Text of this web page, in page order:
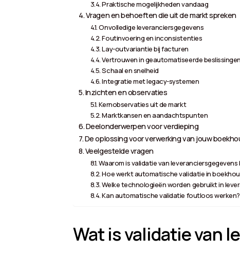
Praktische mogelijkheden vandaag
Vragen en behoeften die uit de markt spreken
Onvolledige leveranciersgegevens
Foutinvoering en inconsistenties
Lay-outvariantie bij facturen
Vertrouwen in geautomatiseerde beslissingen
Schaal en snelheid
Integratie met legacy-systemen
Inzichten en observaties
Kernobservaties uit de markt
Marktkansen en aandachtspunten
Deelonderwerpen voor verdieping
De oplossing voor verwerking van jouw
Veelgestelde vragen
Waarom is validatie van leveranciersgegevens
Hoe werkt automatische validatie in
Welke technologieën worden gebruikt in
Kan automatische validatie foutloos werken?
Wat is validatie van